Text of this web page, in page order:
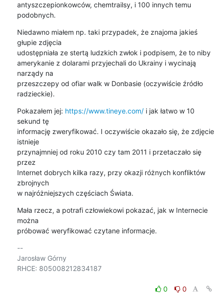
antyszczepionkowców, chemtrailsy, i 100 innych temu
podobnych.
Niedawno miałem np. taki przypadek, że znajoma jakieś
głupie zdjęcia
udostępniała ze stertą ludzkich zwłok i podpisem, że to niby
amerykanie z dolarami przyjechali do Ukrainy i wycinają
narządy na
przeszczepy od ofiar walk w Donbasie (oczywiście źródło
radzieckie).
Pokazałem jej: https://www.tineye.com/ i jak łatwo w 10
sekund tę
informację zweryfikować. I oczywiście okazało się, że zdjęcie
istnieje
przynajmniej od roku 2010 czy tam 2011 i przetaczało się
przez
Internet dobrych kilka razy, przy okazji różnych konfliktów
zbrojnych
w najróżniejszych częściach Świata.
Mała rzecz, a potrafi człowiekowi pokazać, jak w Internecie
można
próbować weryfikować czytane informacje.
--
Jarosław Górny
RHCE: 805008212834187
0
0